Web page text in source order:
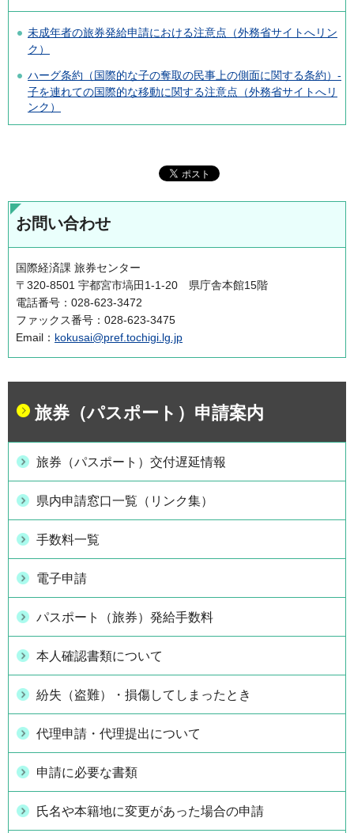
未成年者の旅券発給申請における注意点（外務省サイトへリン
ク）
ハーグ条約（国際的な子の奪取の民事上の側面に関する条約）-
子を連れての国際的な移動に関する注意点（外務省サイトへリ
ンク）
お問い合わせ
国際経済課 旅券センター
〒320-8501 宇都宮市塙田1-1-20 県庁舎本館15階
電話番号：028-623-3472
ファックス番号：028-623-3475
Email： kokusai@pref.tochigi.lg.jp
旅券（パスポート）申請案内
旅券（パスポート）交付遅延情報
県内申請窓口一覧（リンク集）
手数料一覧
電子申請
パスポート（旅券）発給手数料
本人確認書類について
紛失（盗難）・損傷してしまったとき
代理申請・代理提出について
申請に必要な書類
氏名や本籍地に変更があった場合の申請